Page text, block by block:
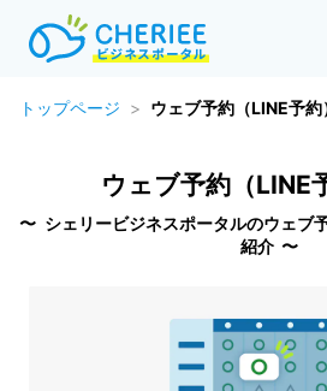
トップページ ウェブ予約（LINE予約
ウェブ予約（LINE
〜 シェリービジネスポータルのウェブ
紹介 〜